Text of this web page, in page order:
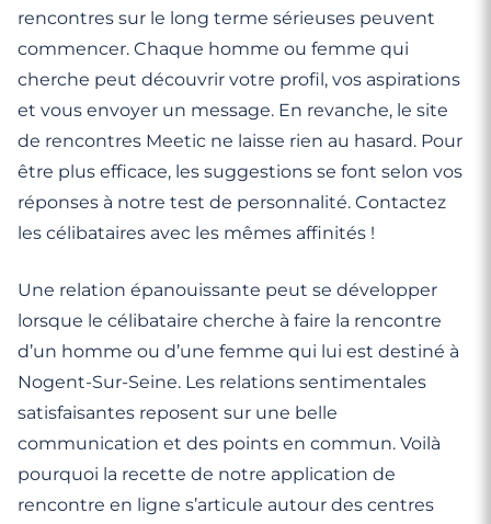
rencontres sur le long terme sérieuses peuvent
commencer. Chaque homme ou femme qui
cherche peut découvrir votre profil, vos aspirations
et vous envoyer un message. En revanche, le site
de rencontres Meetic ne laisse rien au hasard. Pour
être plus efficace, les suggestions se font selon vos
réponses à notre test de personnalité. Contactez
les célibataires avec les mêmes affinités !
Une relation épanouissante peut se développer
lorsque le célibataire cherche à faire la rencontre
d’un homme ou d’une femme qui lui est destiné à
Nogent-Sur-Seine. Les relations sentimentales
satisfaisantes reposent sur une belle
communication et des points en commun. Voilà
pourquoi la recette de notre application de
rencontre en ligne s’articule autour des centres